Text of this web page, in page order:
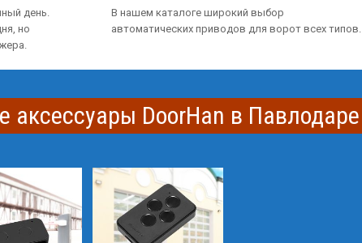
день.
но
В нашем каталоге широкий выбор
автоматических приводов для ворот всех типов.
аксессуары DoorHan в Павлодаре